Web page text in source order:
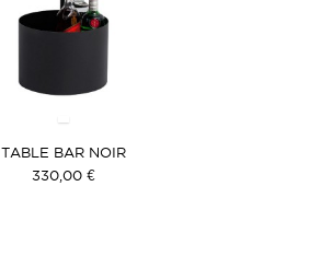
TABLE BAR NOIR
330,00 €